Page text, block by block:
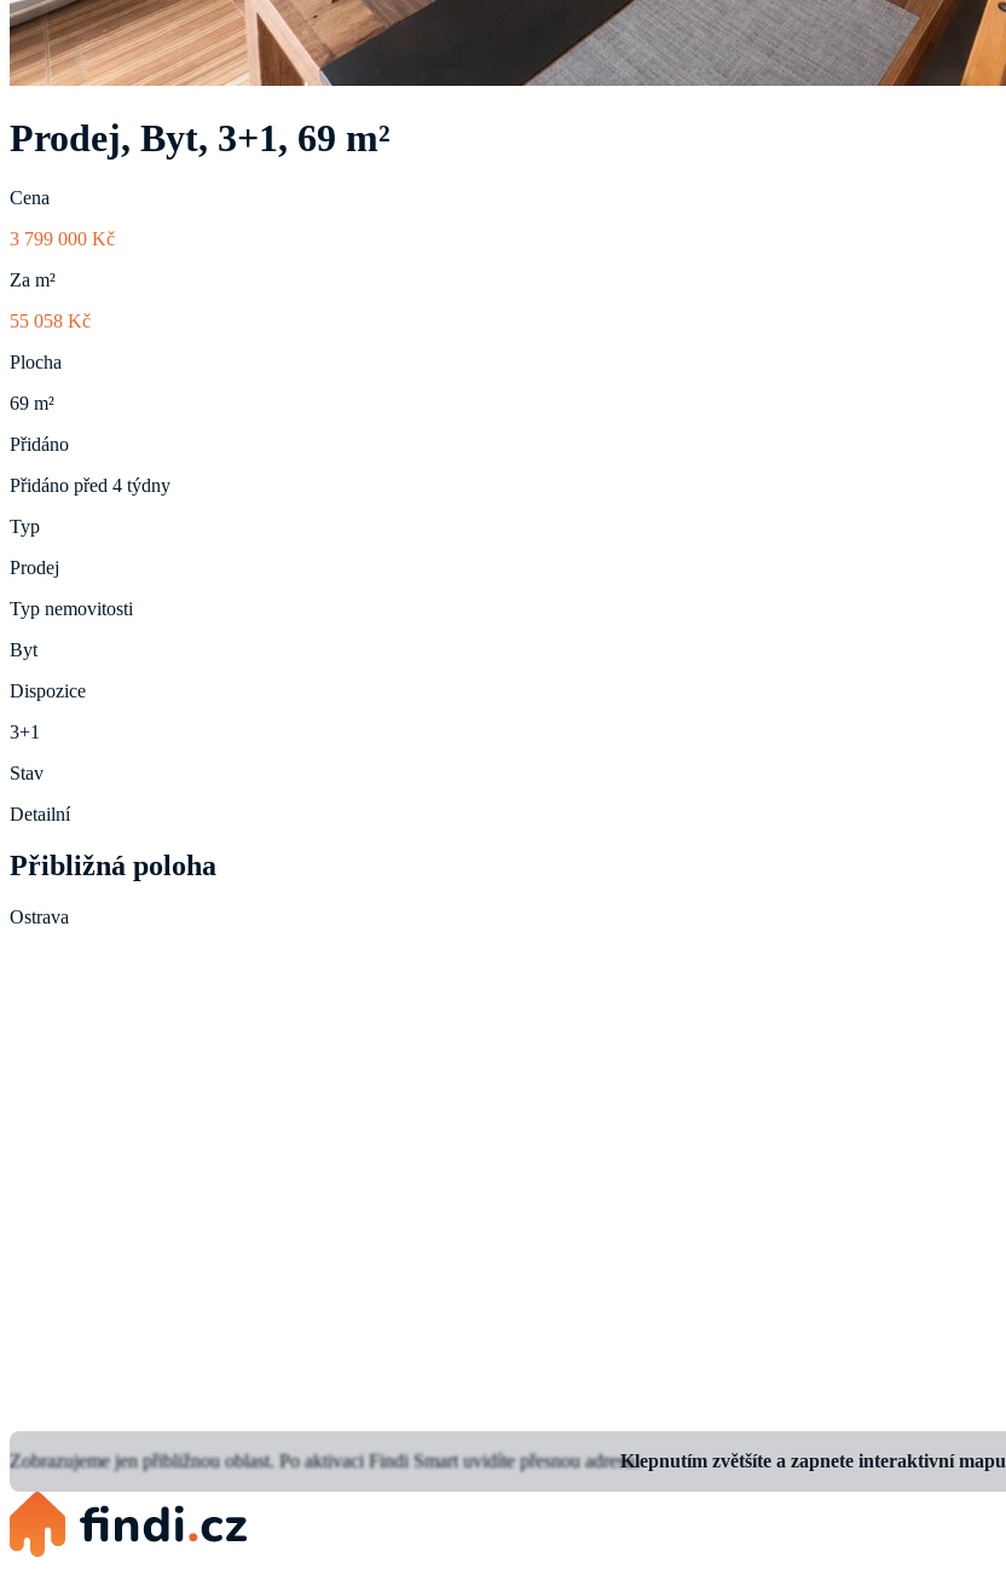
Prodej, Byt, 3+1, 69 m²
Cena
3 799 000 Kč
Za m²
55 058 Kč
Plocha
69 m²
Přidáno
Přidáno před 4 týdny
Typ
Prodej
Typ nemovitosti
Byt
Dispozice
3+1
Stav
Detailní
Přibližná poloha
Ostrava
Klepnutím zvětšíte a zapnete interaktivní mapu
Zobrazujeme jen přibližnou oblast. Po aktivaci Findi Smart uvidíte přesnou adresu.